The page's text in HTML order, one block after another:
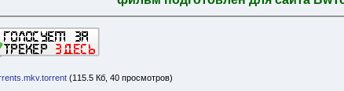
(115.5 Кб, 40 просмотров)